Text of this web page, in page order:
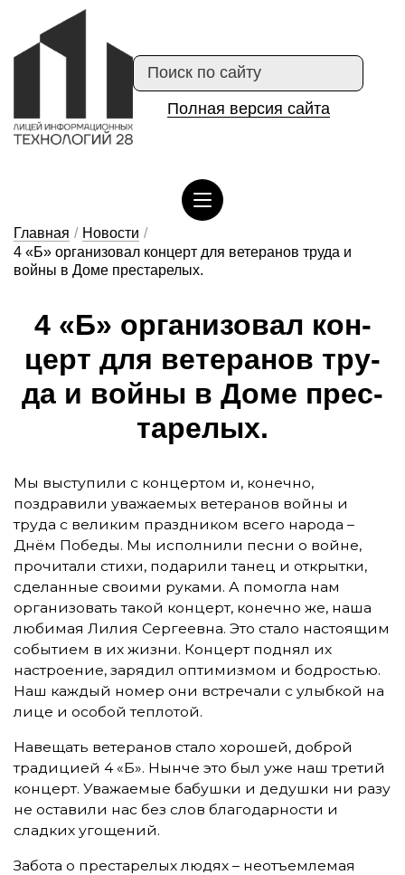
Полная версия сайта
Главная / Новости /
4 «Б» организовал концерт для ветеранов труда и
войны в Доме престарелых.
4 «Б» ор­га­ни­зо­вал кон­
церт для ве­те­ра­нов тру­
да и вой­ны в До­ме прес­
та­ре­лых.
Мы выступили с концертом и, конечно,
поздравили уважаемых ветеранов войны и
труда с великим праздником всего народа –
Днём Победы. Мы исполнили песни о войне,
прочитали стихи, подарили танец и открытки,
сделанные своими руками. А помогла нам
организовать такой концерт, конечно же, наша
любимая Лилия Сергеевна. Это стало настоящим
событием в их жизни. Концерт поднял их
настроение, зарядил оптимизмом и бодростью.
Наш каждый номер они встречали с улыбкой на
лице и особой теплотой.
Навещать ветеранов стало хорошей, доброй
традицией 4 «Б». Нынче это был уже наш третий
концерт. Уважаемые бабушки и дедушки ни разу
не оставили нас без слов благодарности и
сладких угощений.
Забота о престарелых людях – неотъемлемая